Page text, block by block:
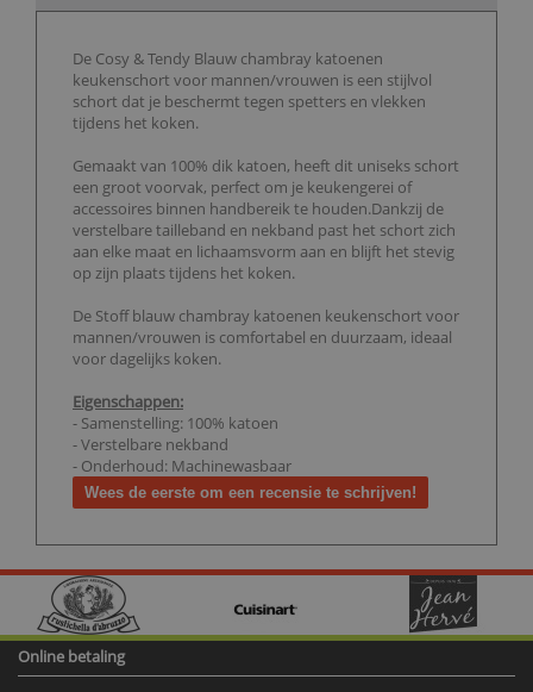
De Cosy & Tendy Blauw chambray katoenen
keukenschort voor mannen/vrouwen is een stijlvol
schort dat je beschermt tegen spetters en vlekken
tijdens het koken.
Gemaakt van 100% dik katoen, heeft dit uniseks schort
een groot voorvak, perfect om je keukengerei of
accessoires binnen handbereik te houden.Dankzij de
verstelbare tailleband en nekband past het schort zich
aan elke maat en lichaamsvorm aan en blijft het stevig
op zijn plaats tijdens het koken.
De Stoff blauw chambray katoenen keukenschort voor
mannen/vrouwen is comfortabel en duurzaam, ideaal
voor dagelijks koken.
Eigenschappen:
- Samenstelling: 100% katoen
- Verstelbare nekband
- Onderhoud: Machinewasbaar
Wees de eerste om een recensie te schrijven!
Online betaling